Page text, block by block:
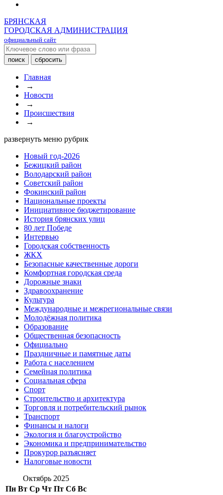
БРЯНСКАЯ
ГОРОДСКАЯ АДМИНИСТРАЦИЯ
официальный сайт
Главная
→
Новости
→
Происшествия
→
развернуть меню рубрик
Новый год-2026
Бежицкий район
Володарский район
Советский район
Фокинский район
Национальные проекты
Инициативное бюджетирование
История брянских улиц
80 лет Победе
Интервью
Городская собственность
ЖКХ
Безопасные качественные дороги
Комфортная городская среда
Дорожные знаки
Здравоохранение
Культура
Международные и межрегиональные связи
Молодёжная политика
Образование
Общественная безопасность
Официально
Праздничные и памятные даты
Работа с населением
Семейная политика
Социальная сфера
Спорт
Строительство и архитектура
Торговля и потребительский рынок
Транспорт
Финансы и налоги
Экология и благоустройство
Экономика и предпринимательство
Прокурор разъясняет
Налоговые новости
Октябрь 2025
Пн Вт Ср Чт Пт Сб Вс